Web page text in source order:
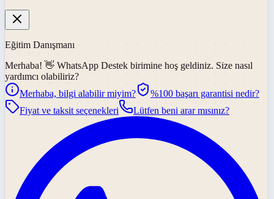
Eğitim Danışmanı
Merhaba! 👋 WhatsApp Destek birimine hoş geldiniz. Size nasıl
yardımcı olabiliriz?
Merhaba, bilgi alabilir miyim?
%100 başarı garantisi nedir?
Fiyat ve taksit seçenekleri
Lütfen beni arar mısınız?